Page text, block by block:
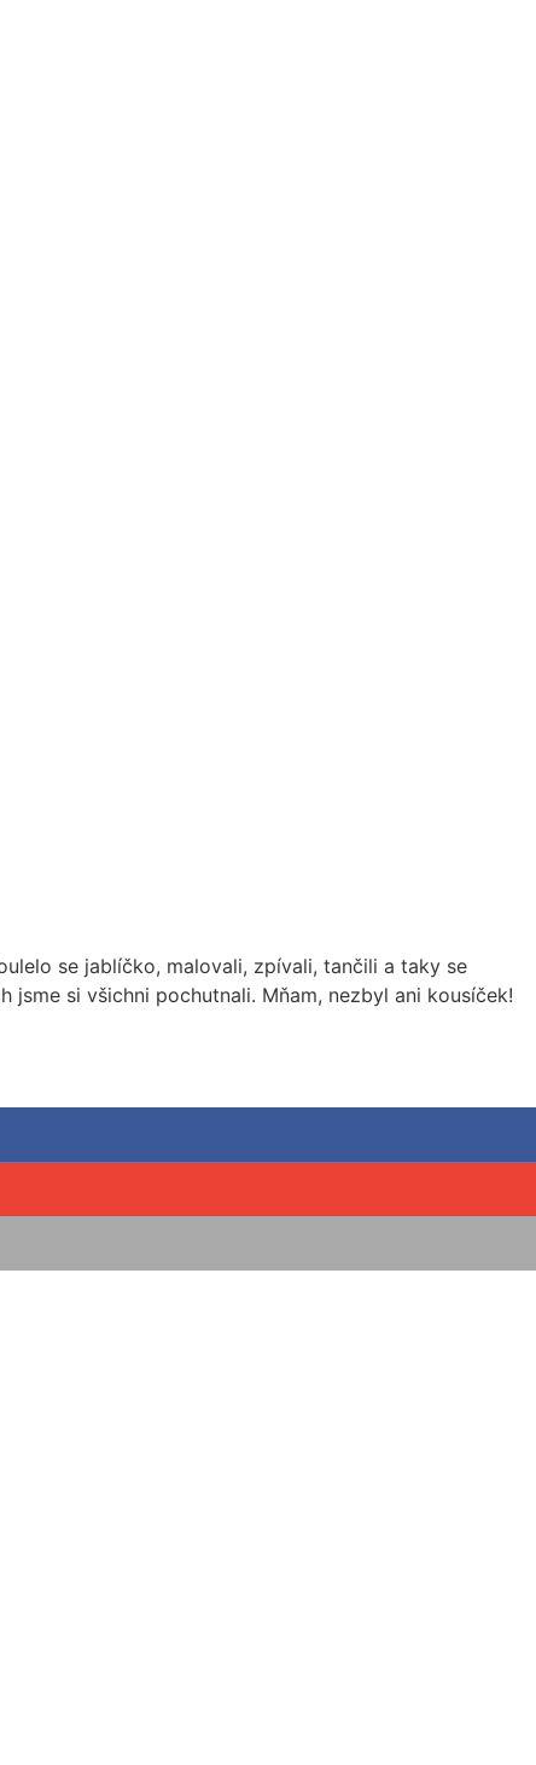
se jablíčko, malovali, zpívali, tančili a taky se
si všichni pochutnali. Mňam, nezbyl ani kousíček!